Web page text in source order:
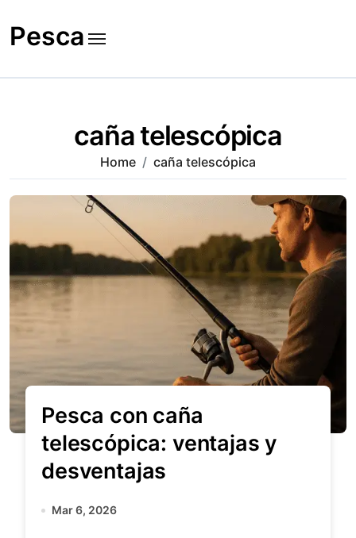
to
content
Pesca
caña telescópica
Home caña telescópica
Pesca con caña
telescópica: ventajas y
desventajas
Mar 6, 2026